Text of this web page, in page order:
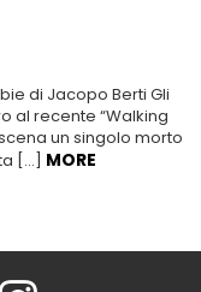
di Jacopo Berti Gli
al recente “Walking
un singolo morto
[…] MORE
Instagram